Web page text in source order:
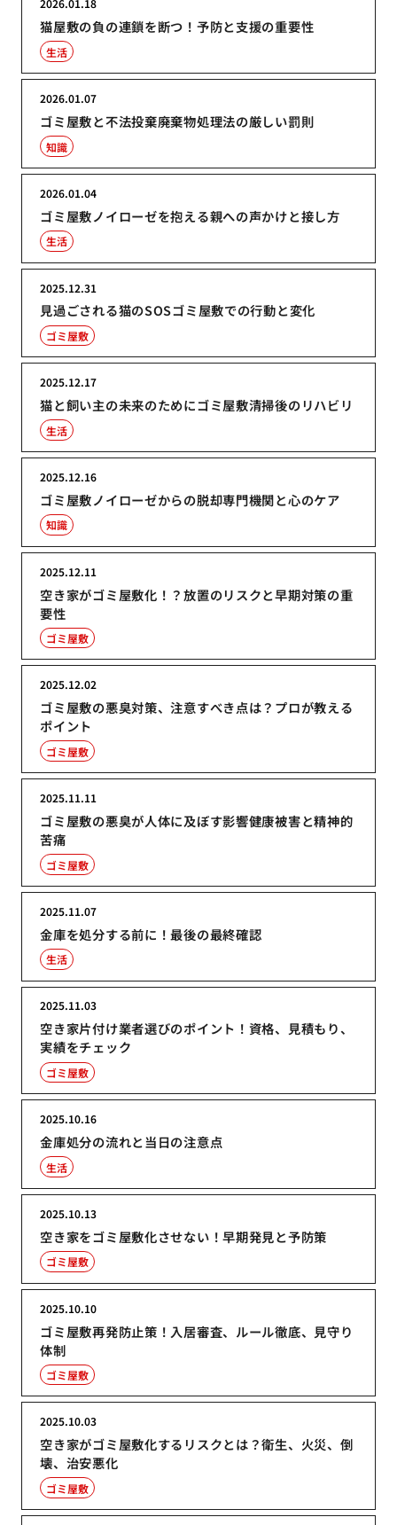
猫屋敷の負の連鎖を断つ！予防と支援の重要性
2026.01.18
生活
ゴミ屋敷と不法投棄廃棄物処理法の厳しい罰則
2026.01.07
知識
ゴミ屋敷ノイローゼを抱える親への声かけと接し方
2026.01.04
生活
見過ごされる猫のSOSゴミ屋敷での行動と変化
2025.12.31
ゴミ屋敷
猫と飼い主の未来のためにゴミ屋敷清掃後のリハビリ
2025.12.17
生活
ゴミ屋敷ノイローゼからの脱却専門機関と心のケア
2025.12.16
知識
空き家がゴミ屋敷化！？放置のリスクと早期対策の重
要性
2025.12.11
ゴミ屋敷
ゴミ屋敷の悪臭対策、注意すべき点は？プロが教える
ポイント
2025.12.02
ゴミ屋敷
ゴミ屋敷の悪臭が人体に及ぼす影響健康被害と精神的
苦痛
2025.11.11
ゴミ屋敷
金庫を処分する前に！最後の最終確認
2025.11.07
生活
空き家片付け業者選びのポイント！資格、見積もり、
実績をチェック
2025.11.03
ゴミ屋敷
金庫処分の流れと当日の注意点
2025.10.16
生活
空き家をゴミ屋敷化させない！早期発見と予防策
2025.10.13
ゴミ屋敷
ゴミ屋敷再発防止策！入居審査、ルール徹底、見守り
体制
2025.10.10
ゴミ屋敷
空き家がゴミ屋敷化するリスクとは？衛生、火災、倒
壊、治安悪化
2025.10.03
ゴミ屋敷